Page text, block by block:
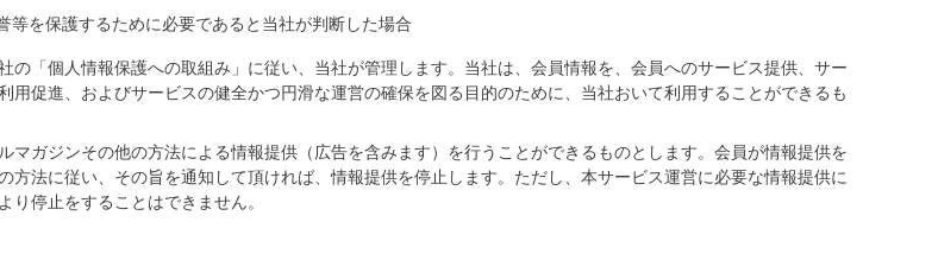
等を保護するために必要であると当社が判断した場合
の「個人情報保護への取組み」に従い、当社が管理します。当社は、会員情報を、会員へのサービス提供、サー
用促進、およびサービスの健全かつ円滑な運営の確保を図る目的のために、当社おいて利用することができるも
マガジンその他の方法による情報提供（広告を含みます）を行うことができるものとします。会員が情報提供を
方法に従い、その旨を通知して頂ければ、情報提供を停止します。ただし、本サービス運営に必要な情報提供に
り停止をすることはできません。